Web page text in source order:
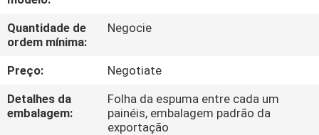
CONTACTE-
NOS
NOTÍCIA
Quantidade de
ordem mínima:
Negocie
Preço:
Negotiate
Detalhes da
embalagem:
Folha da espuma entre cada um
painéis, embalagem padrão da
exportação